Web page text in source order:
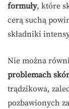
formuły, które
cerą suchą
składniki
Nie można
problemach
trądzikowa,
pozbawionych